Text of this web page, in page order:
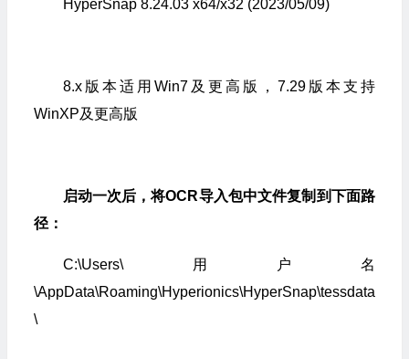
HyperSnap 8.24.03 x64/x32 (2023/05/09)
8.x版本适用Win7及更高版，7.29版本支持
WinXP及更高版
启动一次后，将OCR导入包中文件复制到下面路
径：
C:\Users\用户名
\AppData\Roaming\Hyperionics\HyperSnap\tessdata
\